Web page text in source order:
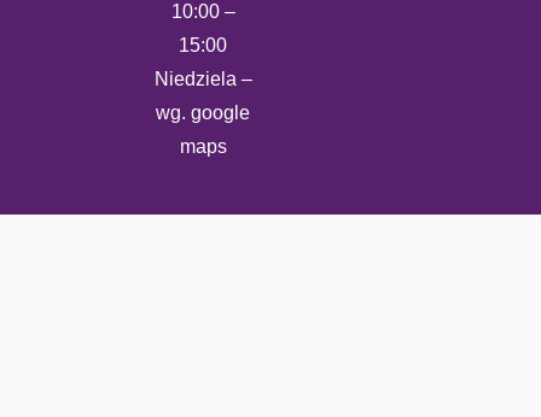
10:00 –
15:00
Niedziela –
wg. google
maps